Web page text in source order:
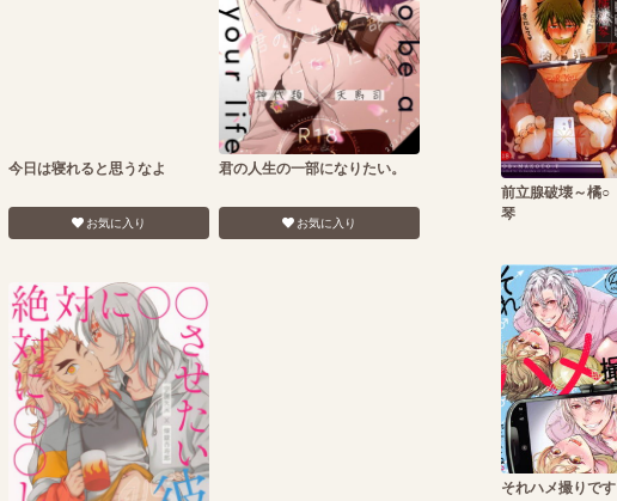
今日は寝れると思うなよ
お気に入り
君の人生の一部になりたい。
お気に入り
前立腺破壊～橘○
琴
それハメ撮りです